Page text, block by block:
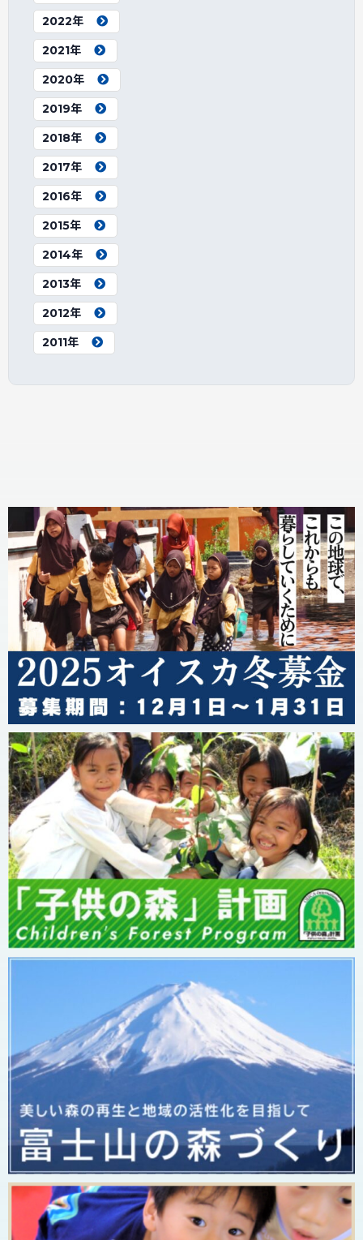
2022年
2021年
2020年
2019年
2018年
2017年
2016年
2015年
2014年
2013年
2012年
2011年